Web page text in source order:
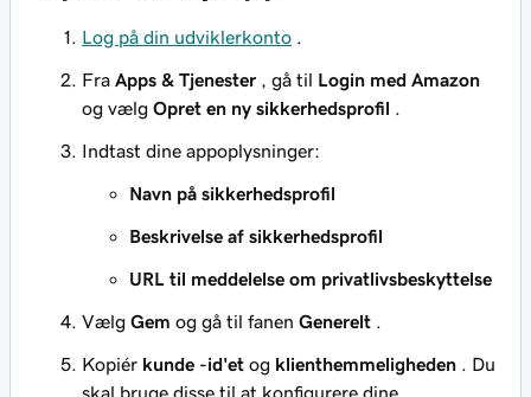
Log på din udviklerkonto
Fra Apps & Tjenester , gå til Login med Amazon
og vælg Opret en ny sikkerhedsprofil
Indtast dine appoplysninger:
Navn på sikkerhedsprofil
Beskrivelse af sikkerhedsprofil
URL til meddelelse om privatlivsbeskyttelse
Vælg Gem og gå til fanen Generelt
Kopiér kunde -id'et og klienthemmeligheden . Du
skal bruge disse til at konfigurere dine